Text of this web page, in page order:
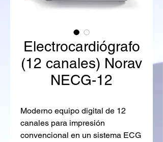
Electrocardiógrafo
(12 canales) Norav
NECG-12
Moderno equipo digital de 12
canales para impresión
convencional en un sistema ECG